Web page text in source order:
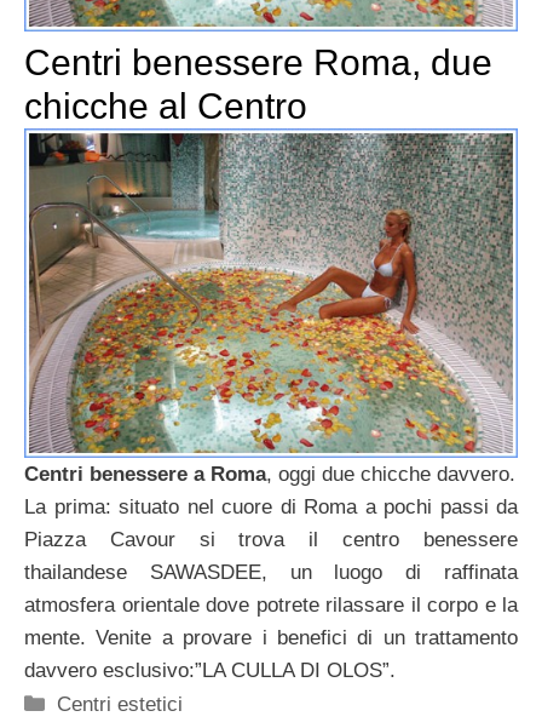
Centri benessere Roma, due
chicche al Centro
Centri benessere a Roma, oggi due chicche davvero.
La prima: situato nel cuore di Roma a pochi passi da
Piazza Cavour si trova il centro benessere
thailandese SAWASDEE, un luogo di raffinata
atmosfera orientale dove potrete rilassare il corpo e la
mente. Venite a provare i benefici di un trattamento
davvero esclusivo:”LA CULLA DI OLOS”.
Categorie
Centri estetici